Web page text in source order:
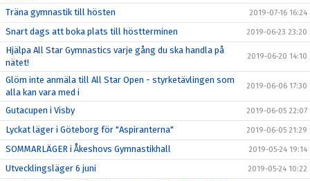
Träna gymnastik till hösten 2019-07-16 16:24
Snart dags att boka plats till höstterminen 2019-06-23 23:20
Hjälpa All Star Gymnastics varje gång du ska handla på
nätet!
2019-06-20 14:10
Glöm inte anmäla till All Star Open - styrketävlingen som
alla kan vara med i
2019-06-06 17:30
Gutacupen i Visby 2019-06-05 22:07
Lyckat läger i Göteborg för "Aspiranterna" 2019-06-05 21:29
SOMMARLÄGER i Åkeshovs Gymnastikhall 2019-05-24 19:14
Utvecklingsläger 6 juni 2019-05-24 10:22